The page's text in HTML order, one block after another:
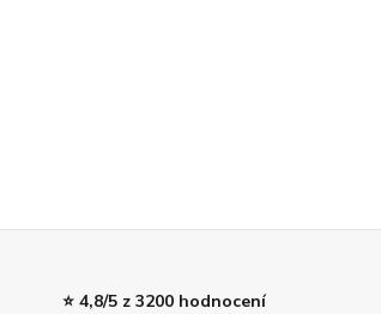
⭐ 4,8/5 z 3200 hodnocení